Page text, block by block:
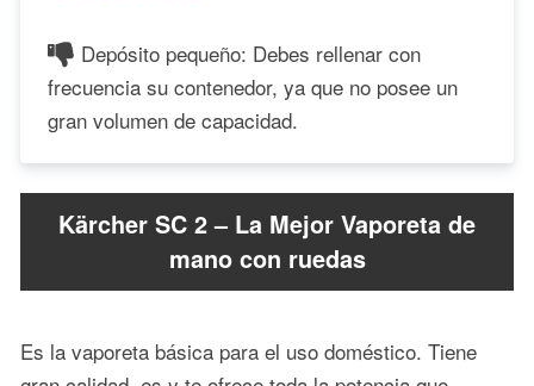
Depósito pequeño: Debes rellenar con
frecuencia su contenedor, ya que no posee un
gran volumen de capacidad.
Kärcher SC 2 – La Mejor Vaporeta de
mano con ruedas
Es la vaporeta básica para el uso doméstico. Tiene